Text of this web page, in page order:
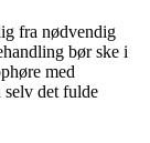
fra nødvendig
bør ske i
med
det fulde